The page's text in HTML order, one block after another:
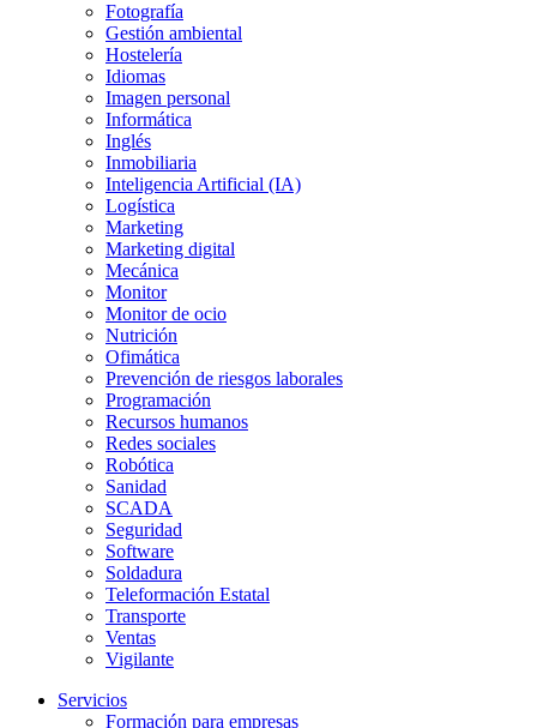
Fotografía
Gestión ambiental
Hostelería
Idiomas
Imagen personal
Informática
Inglés
Inmobiliaria
Inteligencia Artificial (IA)
Logística
Marketing
Marketing digital
Mecánica
Monitor
Monitor de ocio
Nutrición
Ofimática
Prevención de riesgos laborales
Programación
Recursos humanos
Redes sociales
Robótica
Sanidad
SCADA
Seguridad
Software
Soldadura
Teleformación Estatal
Transporte
Ventas
Vigilante
Servicios
Formación para empresas